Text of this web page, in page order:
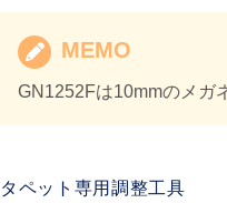
MEMO
GN1252Fは10mmのメガ
タペット専用調整工具